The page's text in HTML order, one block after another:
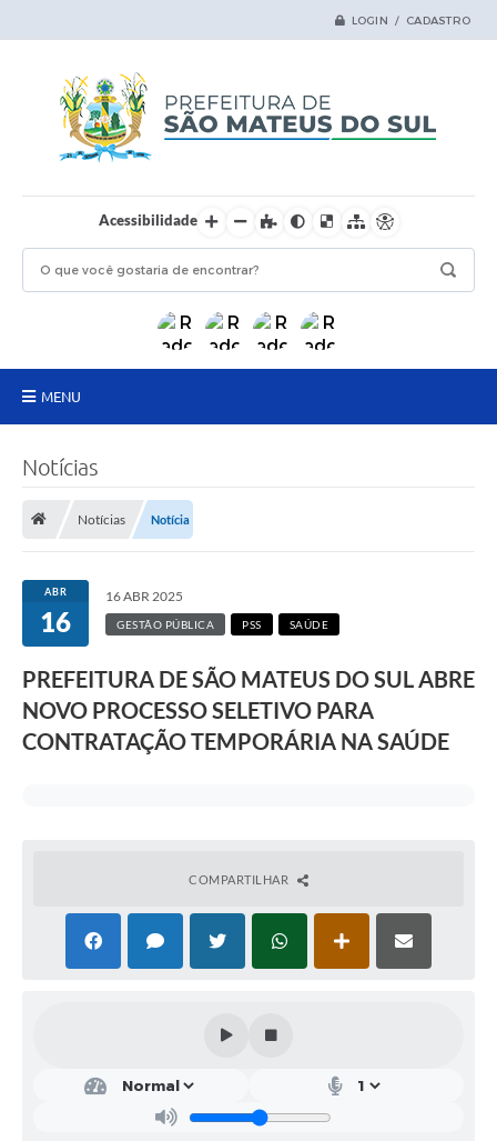
LOGIN / CADASTRO
Acessibilidade
MENU
Transparência
Secretarias
Ouvidoria
A Prefeitura
PSS Unificado 2025
PROGRAMA DE INCUBAÇÃO DA INCUBADORA DE STARTUPS
Solicitação de Remoção 2025/2026: Instituições Escolares
Chamamento Público para Artistas Locais
Projeto Nascente Viva
Notícias
Notícias Notícia
ABR
16
16 ABR 2025
GESTÃO PÚBLICA PSS SAÚDE
PREFEITURA DE SÃO MATEUS DO SUL ABRE
NOVO PROCESSO SELETIVO PARA
CONTRATAÇÃO TEMPORÁRIA NA SAÚDE
COMPARTILHAR